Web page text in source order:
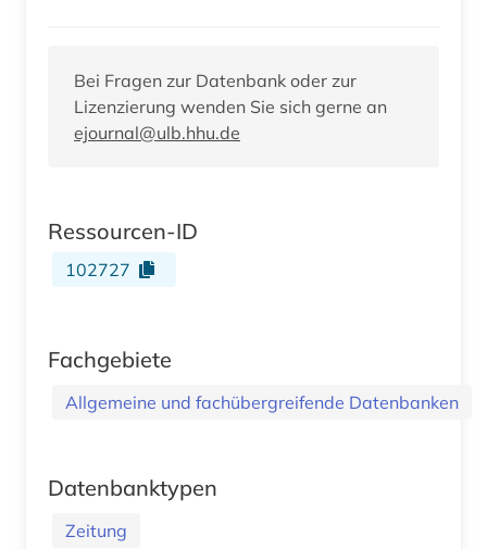
Bei Fragen zur Datenbank oder zur
Lizenzierung wenden Sie sich gerne an
ejournal@ulb.hhu.de
Ressourcen-ID
102727
Fachgebiete
Allgemeine und fachübergreifende Datenbanken
Datenbanktypen
Zeitung